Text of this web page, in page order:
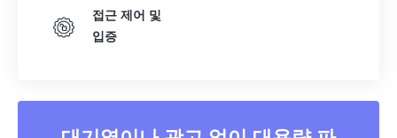
접근 제어 및
입증